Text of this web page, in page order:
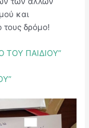
και
τους δρόμο!
ΤΟΥ ΠΑΙΔΙΟΥ”